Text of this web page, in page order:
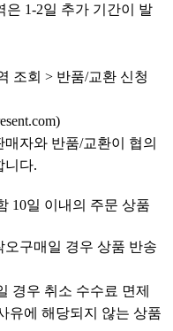
은 1-2일 추가 기간이 발
조회 > 반품/교환 신청
자와 반품/교환이 협의
니다.
10일 이내의 주문 상품
오구매일 경우 상품 반송
경우 취소 수수료 면제
유에 해당되지 않는 상품